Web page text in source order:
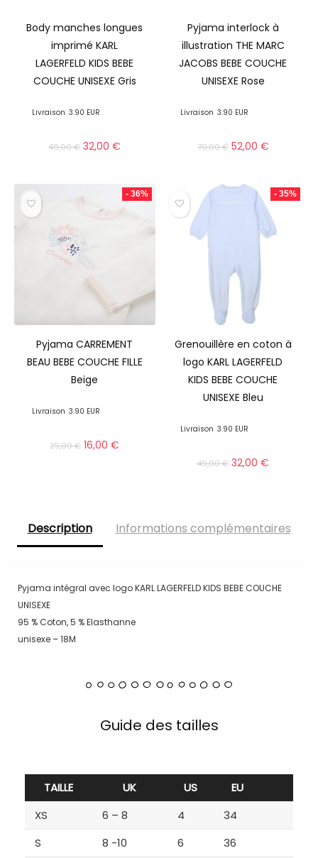
Body manches longues
imprimé KARL
LAGERFELD KIDS BEBE
COUCHE UNISEXE Gris
Livraison 3.90 EUR
49,00€ 32,00€
Pyjama interlock à
illustration THE MARC
JACOBS BEBE COUCHE
UNISEXE Rose
Livraison 3.90 EUR
79,00€ 52,00 €
- 36%
Pyjama CARREMENT
BEAU BEBE COUCHE FILLE
Beige
Livraison 3.90 EUR
25,00€ 16,00€
- 35%
Grenouillère en coton à
logo KARL LAGERFELD
KIDS BEBE COUCHE
UNISEXE Bleu
Livraison 3.90 EUR
49,00€ 32,00€
Description Informations complémentaires
Pyjama intégral avec logo KARL LAGERFELD KIDS BEBE COUCHE
UNISEXE
95 % Coton, 5 % Elasthanne
unisexe – 18M
Guide des tailles
TAILLE UK US
EU
XS
6 – 8 4
34
S
8 -10 6
36